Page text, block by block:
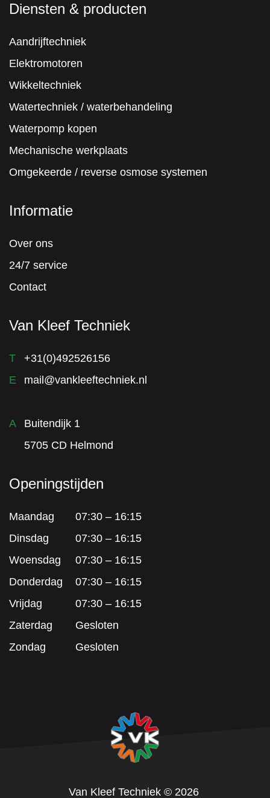
Diensten & producten
Aandrijftechniek
Elektromotoren
Wikkeltechniek
Watertechniek / waterbehandeling
Waterpomp kopen
Mechanische werkplaats
Omgekeerde / reverse osmose systemen
Informatie
Over ons
24/7 service
Contact
Van Kleef Techniek
T
+31(0)492526156
E
mail@vankleeftechniek.nl
A
Buitendijk 1
5705 CD Helmond
Openingstijden
Maandag
07:30 – 16:15
Dinsdag
07:30 – 16:15
Woensdag
07:30 – 16:15
Donderdag
07:30 – 16:15
Vrijdag
07:30 – 16:15
Zaterdag
Gesloten
Zondag
Gesloten
Van Kleef Techniek© 2026